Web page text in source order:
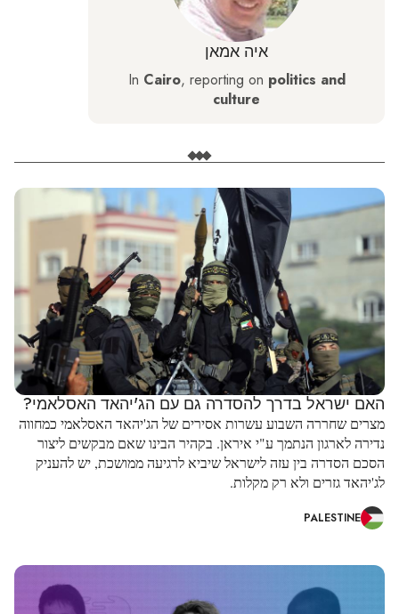
איה אמאן
In Cairo, reporting on politics and
culture
האם ישראל בדרך להסדרה גם עם הג'יהאד האסלאמי?
מצרים שחררה השבוע עשרות אסירים של הג'יהאד האסלאמי כמחווה
נדירה לארגון הנתמך ע"י איראן. בקהיר הבינו שאם מבקשים ליצור
הסכם הסדרה בין עזה לישראל שיביא לרגיעה ממושכת, יש להעניק
לג'יהאד גזרים ולא רק מקלות.
PALESTINE